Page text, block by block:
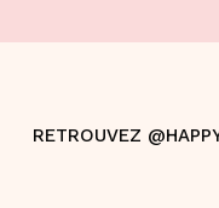
RETROUVEZ